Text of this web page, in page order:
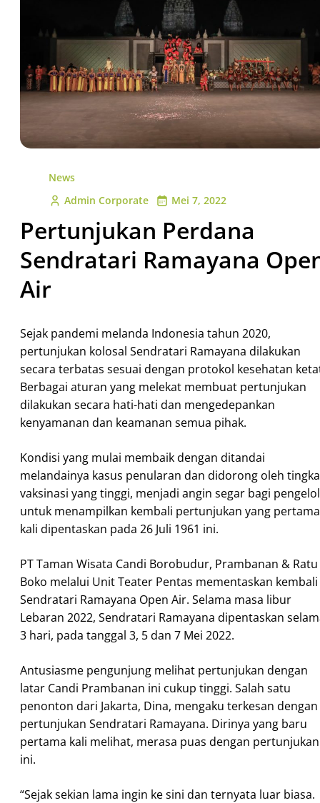
News
Admin Corporate
Mei 7, 2022
Pertunjukan Perdana
Sendratari Ramayana
Air
Sejak pandemi melanda Indonesia tahun 2020,
pertunjukan kolosal Sendratari Ramayana dilakukan
secara terbatas sesuai dengan protokol kesehatan
Berbagai aturan yang melekat membuat pertunjukan
dilakukan secara hati-hati dan mengedepankan
kenyamanan dan keamanan semua pihak.
Kondisi yang mulai membaik dengan ditandai
melandainya kasus penularan dan didorong oleh
vaksinasi yang tinggi, menjadi angin segar bagi
untuk menampilkan kembali pertunjukan yang pertama
kali dipentaskan pada 26 Juli 1961 ini.
PT Taman Wisata Candi Borobudur, Prambanan & Ratu
Boko melalui Unit Teater Pentas mementaskan kembali
Sendratari Ramayana Open Air. Selama masa libur
Lebaran 2022, Sendratari Ramayana dipentaskan
3 hari, pada tanggal 3, 5 dan 7 Mei 2022.
Antusiasme pengunjung melihat pertunjukan dengan
latar Candi Prambanan ini cukup tinggi. Salah satu
penonton dari Jakarta, Dina, mengaku terkesan dengan
pertunjukan Sendratari Ramayana. Dirinya yang baru
pertama kali melihat, merasa puas dengan pertunjukan
ini.
“Sejak sekian lama ingin ke sini dan ternyata luar biasa.